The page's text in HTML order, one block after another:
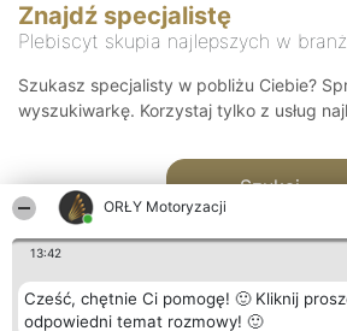
ORŁY Motoryzacji
13:42
Cześć, chętnie Ci pomogę! 🙂 Kliknij
odpowiedni temat rozmowy! 🙂
Znajdź specjalistę
Plebiscyt skupia najlepszych w
Szukasz specjalisty w pobliżu Ciebie?
wyszukiwarkę. Korzystaj tylko z usług
Szukaj